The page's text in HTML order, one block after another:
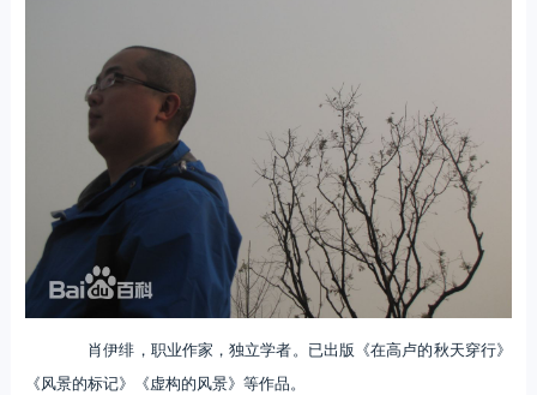
肖伊绯，职业作家，独立学者。已出版《在高卢的秋天穿行》
《风景的标记》《虚构的风景》等作品。